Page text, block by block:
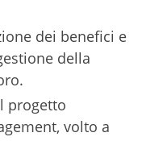
dei benefici e
della
progetto
volto a